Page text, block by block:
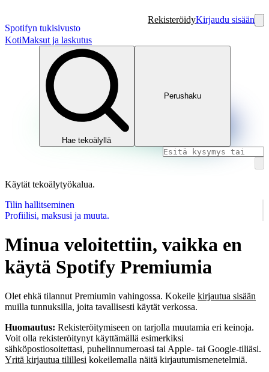
Spotifyn tukisivusto
RekisteröidyKirjaudu sisään
KotiMaksut ja laskutus
Hae tekoälyllä
Perushaku
Käytät tekoälytyökalua.
Tilin hallitseminen
Profiilisi, maksusi ja muuta.
Minua veloitettiin, vaikka en
käytä Spotify Premiumia
Olet ehkä tilannut Premiumin vahingossa. Kokeile kirjautua sisään
muilla tunnuksilla, joita tavallisesti käytät verkossa.
Huomautus: Rekisteröitymiseen on tarjolla muutamia eri keinoja.
Voit olla rekisteröitynyt käyttämällä esimerkiksi
sähköpostiosoitettasi, puhelinnumeroasi tai Apple‑ tai Google-tiliäsi.
Yritä kirjautua tilillesi kokeilemalla näitä kirjautumismenetelmiä.